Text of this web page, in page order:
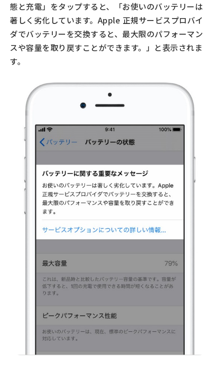
態と充電」をタップすると、「お使いのバッテリーは
著しく劣化しています。Apple 正規サービスプロバイ
ダでバッテリーを交換すると、最大限のパフォーマン
スや容量を取り戻すことができます。」と表示されま
す。